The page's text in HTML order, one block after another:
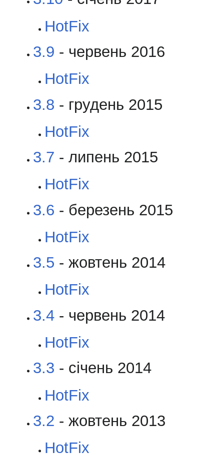
HotFix
3.9 - червень 2016
HotFix
3.8 - грудень 2015
HotFix
3.7 - липень 2015
HotFix
3.6 - березень 2015
HotFix
3.5 - жовтень 2014
HotFix
3.4 - червень 2014
HotFix
3.3 - січень 2014
HotFix
3.2 - жовтень 2013
HotFix